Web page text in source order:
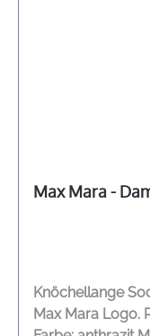
Max
Knöchellange
Max Mara Logo. Rippenoptik Schmales Bündchen